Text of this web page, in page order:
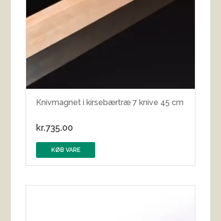
Knivmagnet i kirsebærtræ 7 knive 45 cm
kr.735.00
KØB VARE